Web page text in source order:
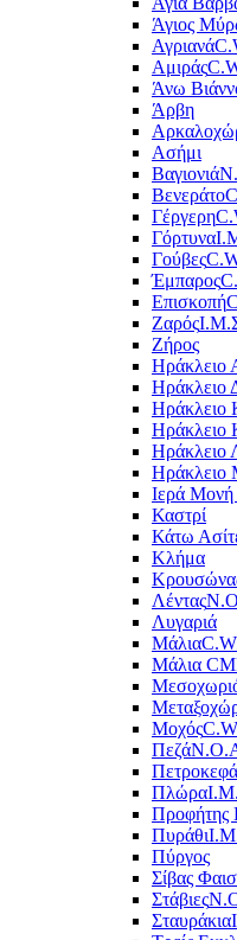
Άγιος
Αγριανά
Αμιράς
Άνω
Άρβη
Ασήμι
Βαγιονιά
Βενεράτο
Γέργερη
Γόρτυνα
Γούβες
Έμπαρος
Επισκοπή
Ζαρός
Ζήρος
Ηράκλειο
Ηράκλειο
Ηράκλειο
Ηράκλειο
Ηράκλειο
Ιερά Μονή
Καστρί
Κάτω
Κλήμα
Λέντας
Λυγαριά
Μάλια
Μάλια
Μοχός
Πεζά
Πλώρα
Προφήτης
Πυράθι
Πύργος
Σίβας
Στάβιες
Σταυράκια